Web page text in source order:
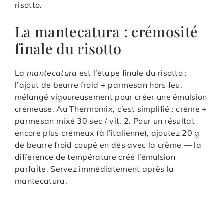
risotto.
La mantecatura : crémosité
finale du risotto
La mantecatura est l’étape finale du risotto :
l’ajout de beurre froid + parmesan hors feu,
mélangé vigoureusement pour créer une émulsion
crémeuse. Au Thermomix, c’est simplifié : crème +
parmesan mixé 30 sec / vit. 2. Pour un résultat
encore plus crémeux (à l’italienne), ajoutez 20 g
de beurre froid coupé en dés avec la crème — la
différence de température créé l’émulsion
parfaite. Servez immédiatement après la
mantecatura.